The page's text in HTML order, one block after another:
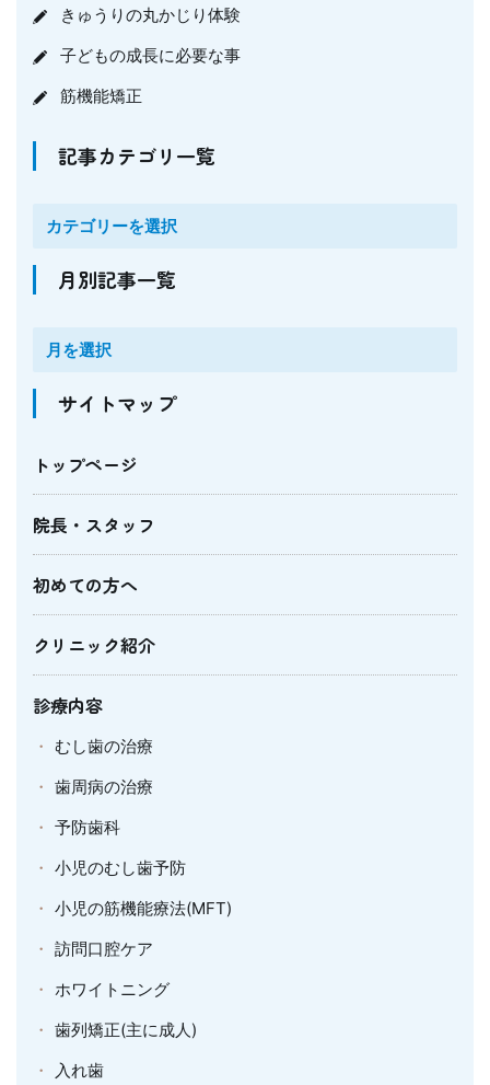
きゅうりの丸かじり体験
子どもの成長に必要な事
筋機能矯正
記事カテゴリ一覧
月別記事一覧
サイトマップ
トップページ
院長・スタッフ
初めての方へ
クリニック紹介
診療内容
むし歯の治療
歯周病の治療
予防歯科
小児のむし歯予防
小児の筋機能療法(MFT)
訪問口腔ケア
ホワイトニング
歯列矯正(主に成人)
入れ歯